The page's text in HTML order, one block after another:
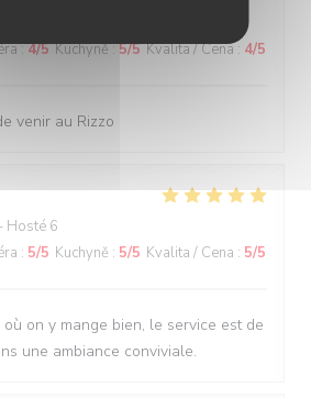
:4/5 Kuchyně:5/5 Kvalita / Cena: 4/5
venir au Rizzo
Hosté 6
: 5/5 Kuchyně : 5/5 Kvalita / Cena : 5/5
on y mange bien, le service est de
une ambiance conviviale.